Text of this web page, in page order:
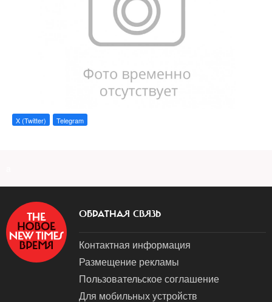
X (Twitter) Telegram
ОБРАТНАЯ СВЯЗЬ
Контактная информация
Размещение рекламы
Пользовательское соглашение
Для мобильных устройств